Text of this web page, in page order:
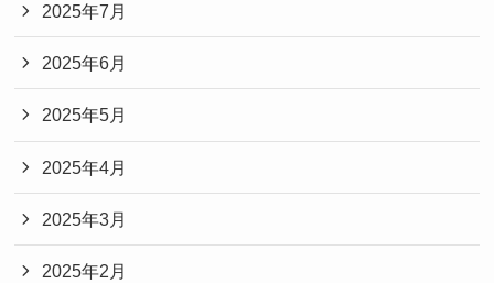
2025年7月
2025年6月
2025年5月
2025年4月
2025年3月
2025年2月